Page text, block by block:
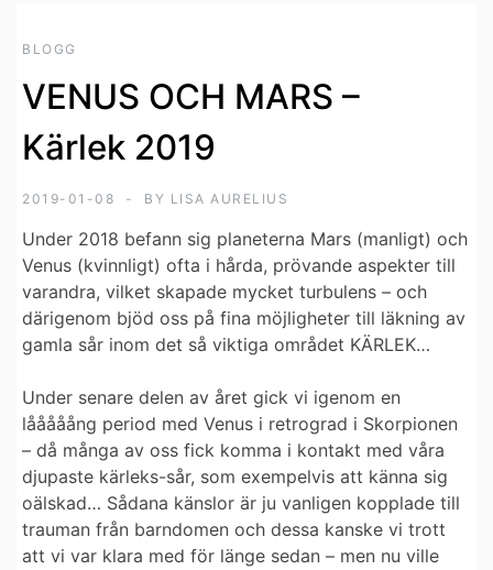
BLOGG
VENUS OCH MARS –
Kärlek 2019
2019-01-08 BY LISA AURELIUS
Under 2018 befann sig planeterna Mars (manligt) och
Venus (kvinnligt) ofta i hårda, prövande aspekter till
varandra, vilket skapade mycket turbulens – och
därigenom bjöd oss på fina möjligheter till läkning av
gamla sår inom det så viktiga området KÄRLEK…
Under senare delen av året gick vi igenom en
lååååång period med Venus i retrograd i Skorpionen
– då många av oss fick komma i kontakt med våra
djupaste kärleks-sår, som exempelvis att känna sig
oälskad… Sådana känslor är ju vanligen kopplade till
trauman från barndomen och dessa kanske vi trott
att vi var klara med för länge sedan – men nu ville